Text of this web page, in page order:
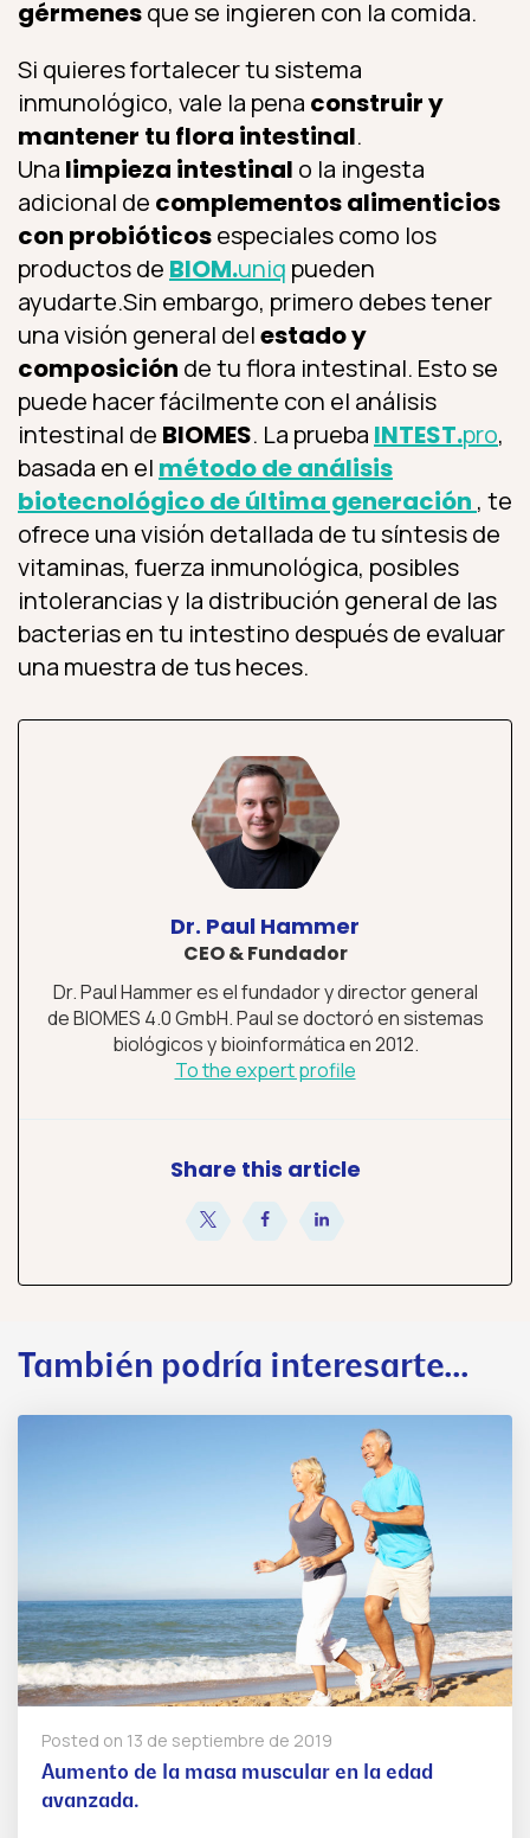
gérmenesque se ingieren con la comida.
Si quieres fortalecer tu sistema
inmunológico, vale la pena construir y
mantener tu flora intestinal.
Una limpieza intestinal o la ingesta
adicional de complementos alimenticios
con probióticosespeciales como los
productos de BIOM.uniq pueden
ayudarte.Sin embargo, primero debes tener
una visión general delestado y
composición de tu flora intestinal. Esto se
puede hacer fácilmente con el análisis
intestinal de BIOMES. La prueba INTEST.pro,
basada en el método de análisis
biotecnológico de última generación , te
ofrece una visión detallada de tu síntesis de
vitaminas, fuerza inmunológica, posibles
intolerancias y la distribución general de las
bacterias en tu intestino después de evaluar
una muestra de tus heces.
Dr. Paul Hammer
CEO & Fundador
Dr. Paul Hammer es el fundador y director general
de BIOMES 4.0 GmbH. Paul se doctoró en sistemas
biológicos y bioinformática en 2012.
To the expert profile
Share this article
También podría interesarte...
Posted on 13 de septiembre de 2019
Aumento de la masa muscular en la edad
avanzada.